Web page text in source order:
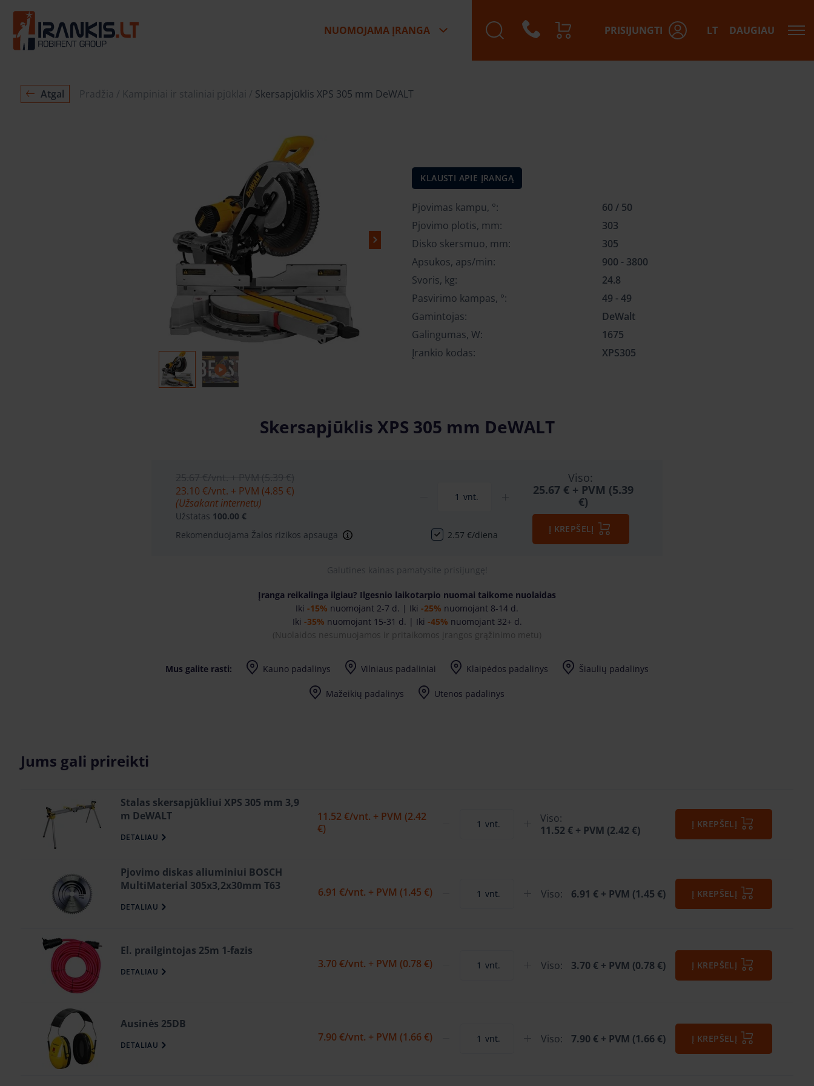
NUOMOJAMA ĮRANGA PRISIJUNGTI LT DAUGIAU
Atgal Pradžia Kampiniai ir staliniai pjūklai Skersapjūklis XPS 305 mm DeWALT
KLAUSTI APIE ĮRANGĄ
Pjovimas kampu, °:
60 / 50
Pjovimo plotis, mm:
303
Disko skersmuo, mm:
305
Apsukos, aps/min:
900 - 3800
Svoris, kg:
24.8
Pasvirimo kampas, °:
49 - 49
Gamintojas:
DeWalt
Galingumas, W:
1675
Įrankio kodas:
XPS305
Skersapjūklis XPS 305 mm DeWALT
23.10 €/vnt. + PVM (4.85 €)
(Užsakant internetu)
Užstatas 100.00 €
vnt.
Rekomenduojama Žalos rizikos apsauga 2.57 €/diena
Viso:
25.67 €+ PVM (5.39
€)
Į KREPŠELĮ
Galutines kainas pamatysite prisijungę!
Įranga reikalinga ilgiau? Ilgesnio laikotarpio nuomai taikome nuolaidas
Iki -15% nuomojant 2-7 d. | Iki -25% nuomojant 8-14 d.
Iki -35% nuomojant 15-31 d. | Iki -45% nuomojant 32+ d.
(Nuolaidos nesumuojamos ir pritaikomos įrangos grąžinimo metu )
Mus galite rasti: Kauno padalinys Vilniaus padaliniai Klaipėdos padalinys Šiaulių padalinys
Mažeikių padalinys Utenos padalinys
Jums gali prireikti
Stalas skersapjūkliui XPS 305 mm 3,9
m DeWALT
DETALIAU
11.52 €/vnt. + PVM (2.42
€)
vnt.
Viso:
11.52 €+ PVM (2.42 €) Į KREPŠELĮ
Pjovimo diskas aliuminiui BOSCH
MultiMaterial 305x3,2x30mm T63
DETALIAU
6.91 €/vnt. + PVM (1.45 €) vnt. Viso: 6.91 €+ PVM (1.45 €) Į KREPŠELĮ
El. prailgintojas 25m 1-fazis
DETALIAU
3.70 €/vnt. + PVM (0.78 €) vnt. Viso: 3.70 €+ PVM (0.78 €) Į KREPŠELĮ
Ausinės 25DB
DETALIAU
7.90 €/vnt. + PVM (1.66 €) vnt. Viso: 7.90 €+ PVM (1.66 €) Į KREPŠELĮ